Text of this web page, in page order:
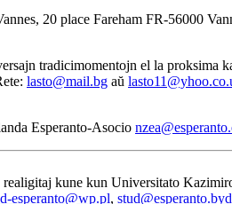
20 place Fareham FR-56000
tradicimomentojn el la proksima
lasto@mail.bg aŭ
Esperanto-Asocio
kune kun Universitato
esperanto@wp.pl,